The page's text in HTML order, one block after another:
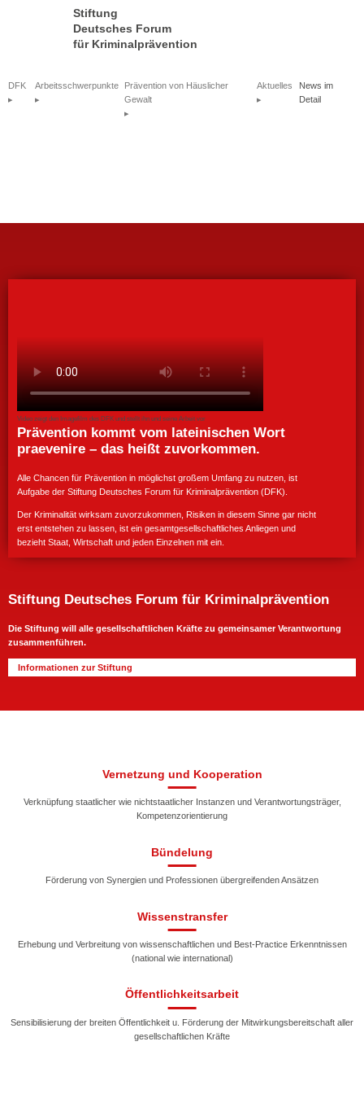
Stiftung
Deutsches Forum
für Kriminalprävention
DFK Arbeitsschwerpunkte
Prävention von Häuslicher
Gewalt
Aktuelles
News im
Detail
Video zeigt den Imagefilm des DFK und stellt ihn und seine Arbeit vor
Prävention kommt vom lateinischen Wort
praevenire – das heißt zuvorkommen.
Alle Chancen für Prävention in möglichst großem Umfang zu nutzen, ist
Aufgabe der Stiftung Deutsches Forum für Kriminalprävention (DFK).
Der Kriminalität wirksam zuvorzukommen, Risiken in diesem Sinne gar nicht
erst entstehen zu lassen, ist ein gesamtgesellschaftliches Anliegen und
bezieht Staat, Wirtschaft und jeden Einzelnen mit ein.
Stiftung Deutsches Forum für Kriminalprävention
Die Stiftung will alle gesellschaftlichen Kräfte zu gemeinsamer Verantwortung
zusammenführen.
Informationen zur Stiftung
Vernetzung und Kooperation
Verknüpfung staatlicher wie nichtstaatlicher Instanzen und Verantwortungsträger,
Kompetenzorientierung
Bündelung
Förderung von Synergien und Professionen übergreifenden Ansätzen
Wissenstransfer
Erhebung und Verbreitung von wissenschaftlichen und Best-Practice Erkenntnissen
(national wie international)
Öffentlichkeitsarbeit
Sensibilisierung der breiten Öffentlichkeit u. Förderung der Mitwirkungsbereitschaft aller
gesellschaftlichen Kräfte